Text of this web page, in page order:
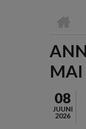
08
JUUNI
2026